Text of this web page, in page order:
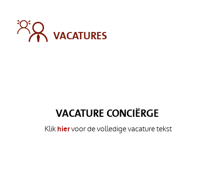
VACATURES
VACATURE CONCIËRGE
Klik hiervoor de volledige vacature tekst